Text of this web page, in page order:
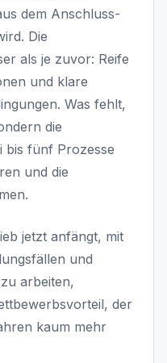
dem Anschluss-
Die
als je zuvor: Reife
und klare
Was fehlt,
die
bis fünf Prozesse
und die
jetzt anfängt, mit
und
arbeiten,
der
kaum mehr